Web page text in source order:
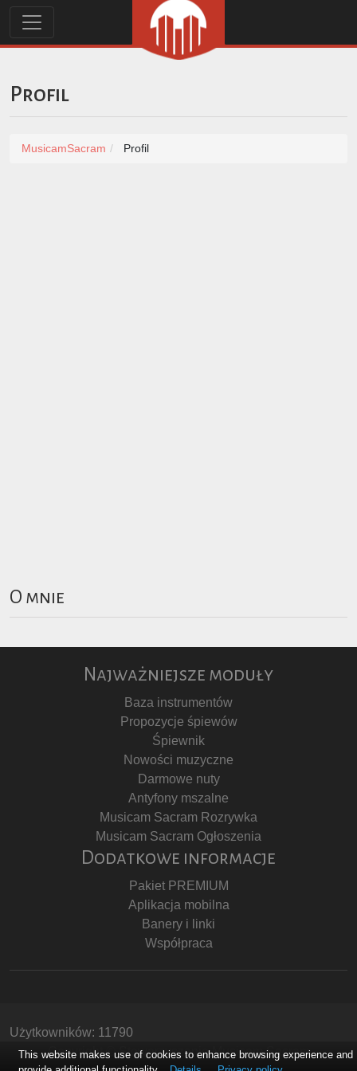
Profil
MusicamSacram Profil
O mnie
Najważniejsze moduły
Baza instrumentów
Propozycje śpiewów
Śpiewnik
Nowości muzyczne
Darmowe nuty
Antyfony mszalne
Musicam Sacram Rozrywka
Musicam Sacram Ogłoszenia
Dodatkowe informacje
Pakiet PREMIUM
Aplikacja mobilna
Banery i linki
Współpraca
Użytkowników: 11790
Copyright © Stowarzyszenie Musicam Sacram
This website makes use of cookies to enhance browsing experience and